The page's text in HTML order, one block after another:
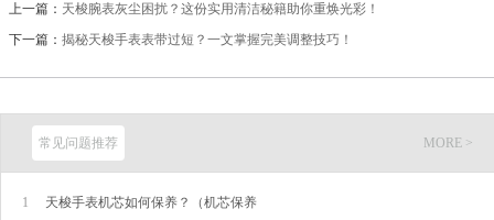
上一篇： 天梭腕表灰尘困扰？这份实用清洁秘籍助你重焕光彩！
下一篇： 揭秘天梭手表表带过短？一文掌握完美调整技巧！
常见问题推荐 MORE >
1
天梭手表机芯如何保养？（机芯保养